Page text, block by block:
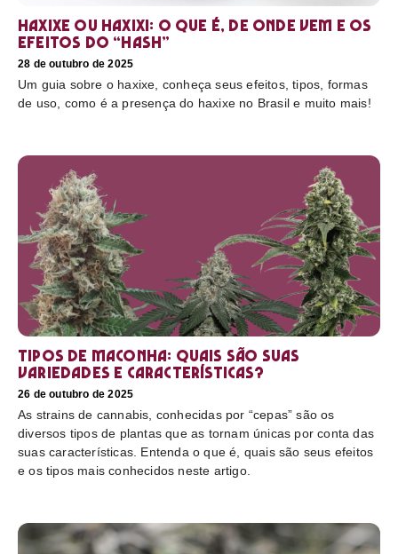
Haxixe ou Haxixi: o que é, de onde vem e os
efeitos do “hash”
28 de outubro de 2025
Um guia sobre o haxixe, conheça seus efeitos, tipos, formas
de uso, como é a presença do haxixe no Brasil e muito mais!
Tipos de maconha: quais são suas
variedades e características?
26 de outubro de 2025
As strains de cannabis, conhecidas por “cepas” são os
diversos tipos de plantas que as tornam únicas por conta das
suas características. Entenda o que é, quais são seus efeitos
e os tipos mais conhecidos neste artigo.